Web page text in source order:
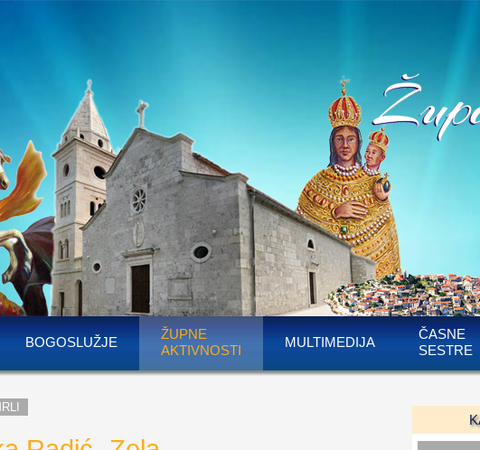
BOGOSLUŽJE
ŽUPNE
AKTIVNOSTI
MULTIMEDIJA
ČASNE
SESTRE